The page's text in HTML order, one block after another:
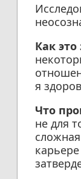
Как это
я
Что
не для